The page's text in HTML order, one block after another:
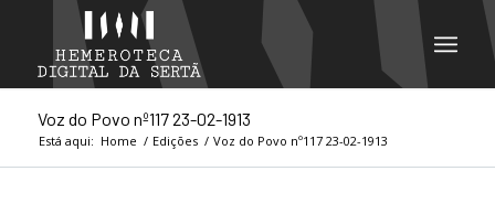
Voz do Povo nº117 23-02-1913
Está aqui: Home / Edições / Voz do Povo nº117 23-02-1913